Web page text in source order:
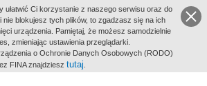
ułatwić Ci korzystanie z naszego serwisu oraz do
blokujesz tych plików, to zgadzasz się na ich
urządzenia. Pamiętaj, że możesz samodzielnie
zmieniając ustawienia przeglądarki.
o Ochronie Danych Osobowych (RODO)
FINA znajdziesz tutaj